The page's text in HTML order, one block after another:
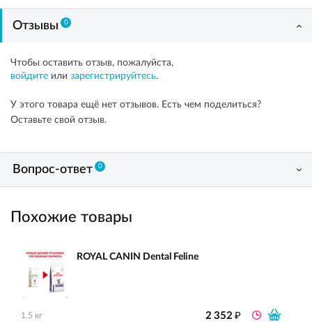
Отзывы 0
Чтобы оставить отзыв, пожалуйста,
войдите или зарегистрируйтесь.
У этого товара ещё нет отзывов. Есть чем поделиться?
Оставьте свой отзыв.
Вопрос-ответ 0
Похожие товары
ROYAL CANIN Dental Feline
1.5 кг 2 352₽